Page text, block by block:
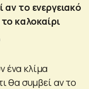
αν το ενεργειακό
καλοκαίρι
ένα κλίμα
θα συμβεί αν το